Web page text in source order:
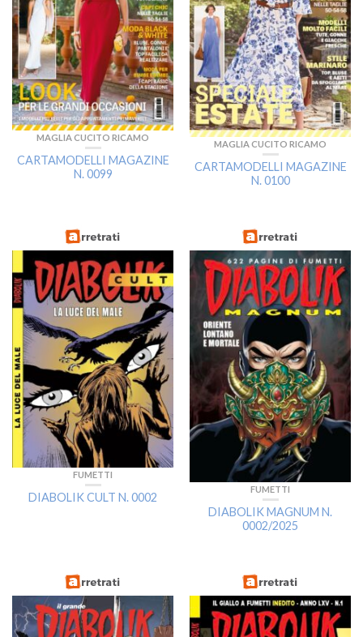
MAGLIA CUCITO RICAMO
CARTAMODELLI MAGAZINE
N. 0099
MAGLIA CUCITO RICAMO
CARTAMODELLI MAGAZINE
N. 0100
FUMETTI
DIABOLIK CULT N. 0002
FUMETTI
DIABOLIK MAGNUM N.
0002/2025